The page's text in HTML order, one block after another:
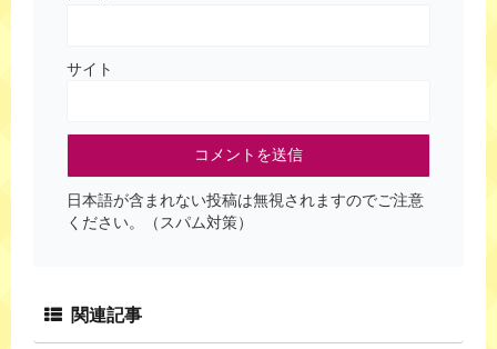
サイト
日本語が含まれない投稿は無視されますのでご注意
ください。（スパム対策）
関連記事